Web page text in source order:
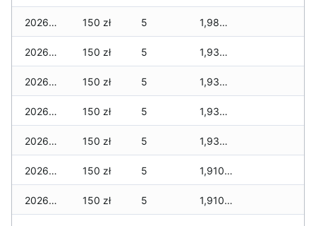
2026-05-21 150 zł 5 1,980 zł
2026-05-20 150 zł 5 1,930 zł
2026-05-19 150 zł 5 1,930 zł
2026-05-18 150 zł 5 1,930 zł
2026-05-17 150 zł 5 1,930 zł
2026-05-16 150 zł 5 1,910 zł
2026-05-15 150 zł 5 1,910 zł